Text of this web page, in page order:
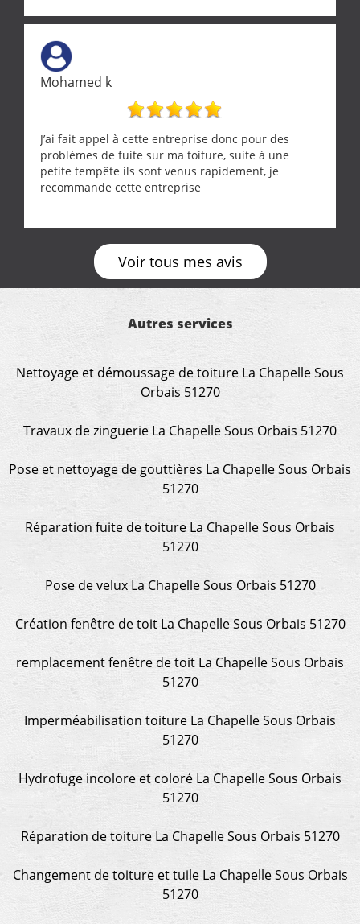
Mohamed k
J’ai fait appel à cette entreprise donc pour des
problèmes de fuite sur ma toiture, suite à une
petite tempête ils sont venus rapidement, je
recommande cette entreprise
Voir tous mes avis
Autres services
Nettoyage et démoussage de toiture La Chapelle Sous
Orbais 51270
Travaux de zinguerie La Chapelle Sous Orbais 51270
Pose et nettoyage de gouttières La Chapelle Sous Orbais
51270
Réparation fuite de toiture La Chapelle Sous Orbais
51270
Pose de velux La Chapelle Sous Orbais 51270
Création fenêtre de toit La Chapelle Sous Orbais 51270
remplacement fenêtre de toit La Chapelle Sous Orbais
51270
Imperméabilisation toiture La Chapelle Sous Orbais
51270
Hydrofuge incolore et coloré La Chapelle Sous Orbais
51270
Réparation de toiture La Chapelle Sous Orbais 51270
Changement de toiture et tuile La Chapelle Sous Orbais
51270